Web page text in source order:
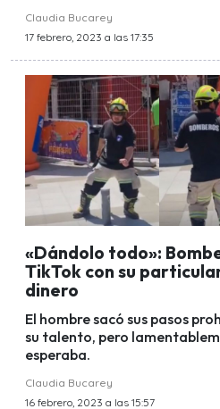
Claudia Bucarey
17 febrero, 2023 a las 17:35
«Dándolo todo»:
TikTok con su
dinero
El hombre sacó sus pasos
su talento, pero
esperaba.
Claudia Bucarey
16 febrero, 2023 a las 15:57